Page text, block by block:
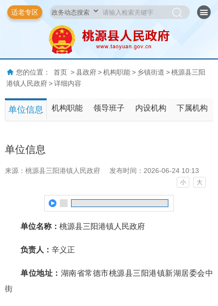
适老专区
您的位置： 首页 > 县政府 > 机构职能 > 乡镇街道 > 桃源县三阳
港镇人民政府 > 详细内容
单位信息 机构职能 领导班子 内设机构 下属机构
单位信息
来源：桃源县三阳港镇人民政府 发布时间：2026-06-24 10:13
小 大
单位名称： 桃源县三阳港镇人民政府
负责人： 辛义正
单位地址： 湖南省常德市桃源县三阳港镇新湖居委会中
街